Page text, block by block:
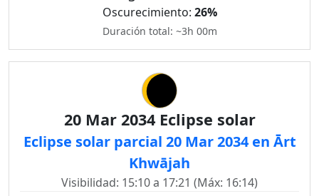
Oscurecimiento: 26%
Duración total: ~3h 00m
20 Mar 2034 Eclipse solar
Eclipse solar parcial 20 Mar 2034 en Ārt
Khwājah
Visibilidad: 15:10 a 17:21 (Máx: 16:14)